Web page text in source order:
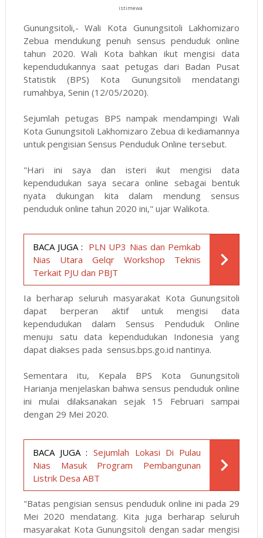
istimewa
Gunungsitoli,- Wali Kota Gunungsitoli Lakhomizaro
Zebua mendukung penuh sensus penduduk online
tahun 2020. Wali Kota bahkan ikut mengisi data
kependudukannya saat petugas dari Badan Pusat
Statistik (BPS) Kota Gunungsitoli mendatangi
rumahbya, Senin (12/05/2020).
Sejumlah petugas BPS nampak mendampingi Wali
Kota Gunungsitoli Lakhomizaro Zebua di kediamannya
untuk pengisian Sensus Penduduk Online tersebut.
"Hari ini saya dan isteri ikut mengisi data
kependudukan saya secara online sebagai bentuk
nyata dukungan kita dalam mendung sensus
penduduk online tahun 2020 ini," ujar Walikota.
BACA JUGA : PLN UP3 Nias dan Pemkab
Nias Utara Gelqr Workshop Teknis
Terkait PJU dan PBJT
Ia berharap seluruh masyarakat Kota Gunungsitoli
dapat berperan aktif untuk mengisi data
kependudukan dalam Sensus Penduduk Online
menuju satu data kependudukan Indonesia yang
dapat diakses pada sensus.bps.go.id nantinya.
Sementara itu, Kepala BPS Kota Gunungsitoli
Harianja menjelaskan bahwa sensus penduduk online
ini mulai dilaksanakan sejak 15 Februari sampai
dengan 29 Mei 2020.
BACA JUGA : Sejumlah Lokasi Di Pulau
Nias Masuk Program Pembangunan
Listrik Desa ABT
"Batas pengisian sensus penduduk online ini pada 29
Mei 2020 mendatang. Kita juga berharap seluruh
masyarakat Kota Gunungsitoli dengan sadar mengisi